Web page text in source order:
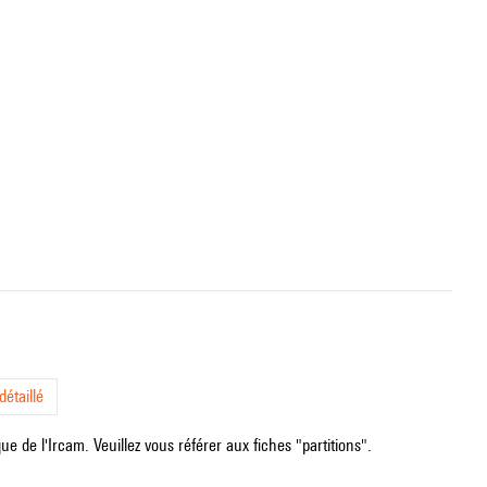
de l'Ircam. Veuillez vous référer aux fiches "partitions".